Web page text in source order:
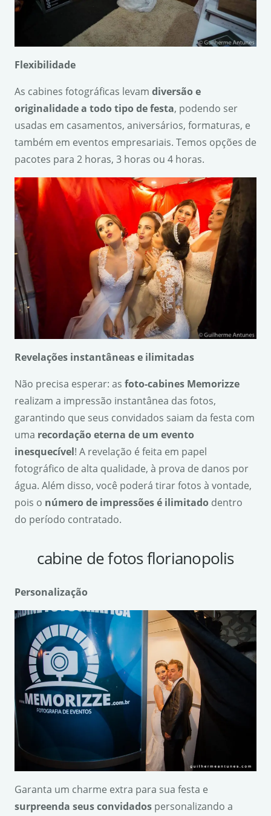
Flexibilidade
As cabines fotográficas levam diversão e
originalidade a todo tipo de festa, podendo ser
usadas em casamentos, aniversários, formaturas, e
também em eventos empresariais. Temos opções de
pacotes para 2 horas, 3 horas ou 4 horas.
Revelações instantâneas e ilimitadas
Não precisa esperar: as foto-cabines Memorizze
realizam a impressão instantânea das fotos,
garantindo que seus convidados saiam da festa com
uma recordação eterna de um evento
inesquecível! A revelação é feita em papel
fotográfico de alta qualidade, à prova de danos por
água. Além disso, você poderá tirar fotos à vontade,
pois o número de impressõesé ilimitado dentro
do período contratado.
cabine de fotos florianopolis
Personalização
Garanta um charme extra para sua festa e
surpreenda seus convidados personalizando a